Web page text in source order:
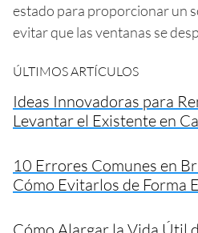
estado para proporcionar un
evitar que las ventanas se
ÚLTIMOS ARTÍCULOS
Ideas Innovadoras para
Levantar el Existente en
10 Errores Comunes en
Cómo Evitarlos de Forma